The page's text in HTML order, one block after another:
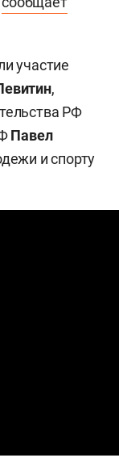
участие
,
РФ
Павел
и спорту